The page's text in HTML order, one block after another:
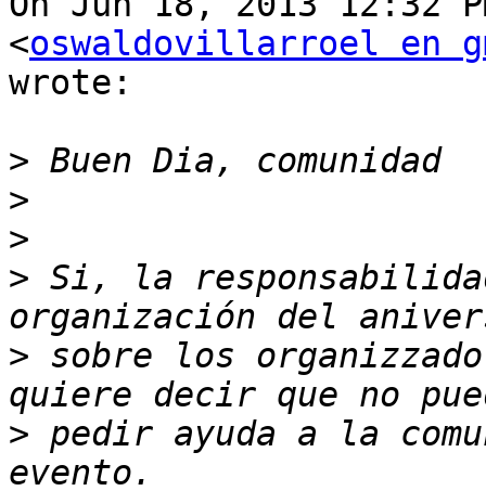
<oswaldovillarroel en
wrote:
>
>
>
> Si, la
> sobre los
> pedir ayuda a la